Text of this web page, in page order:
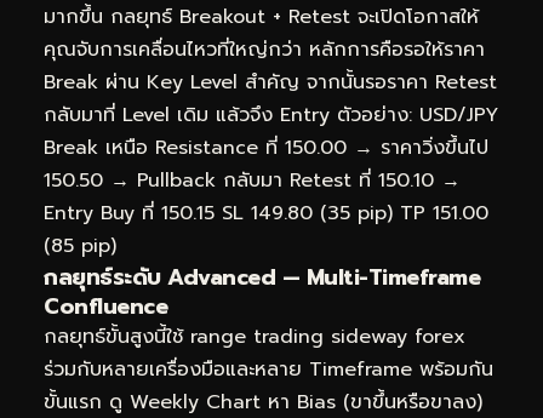
มากขึ้น กลยุทธ์ Breakout + Retest จะเปิดโอกาสให้
คุณจับการเคลื่อนไหวที่ใหญ่กว่า หลักการคือรอให้ราคา
Break ผ่าน Key Level สำคัญ จากนั้นรอราคา Retest
กลับมาที่ Level เดิม แล้วจึง Entry ตัวอย่าง: USD/JPY
Break เหนือ Resistance ที่ 150.00 → ราคาวิ่งขึ้นไป
150.50 → Pullback กลับมา Retest ที่ 150.10 →
Entry Buy ที่ 150.15 SL 149.80 (35 pip) TP 151.00
(85 pip)
กลยุทธ์ระดับ Advanced — Multi-Timeframe
Confluence
กลยุทธ์ขั้นสูงนี้ใช้ range trading sideway forex
ร่วมกับหลายเครื่องมือและหลาย Timeframe พร้อมกัน
ขั้นแรก ดู Weekly Chart หา Bias (ขาขึ้นหรือขาลง)